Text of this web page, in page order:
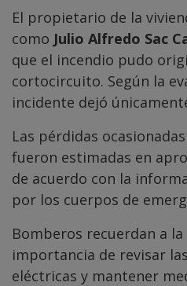
El propietario de la
como Julio Alfredo Sac
que el incendio pudo
cortocircuito. Según la
incidente dejó
Las pérdidas
fueron estimadas en
de acuerdo con la
por los cuerpos de
Bomberos recuerdan a
importancia de revisar
eléctricas y mantener